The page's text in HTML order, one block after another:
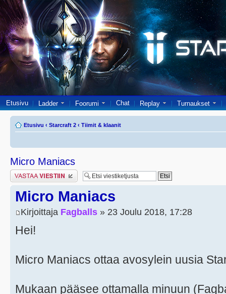
Etusivu Ladder Foorumi Chat Replay Turnaukset
Etusivu ‹ Starcraft 2 ‹ Tiimit & klaanit
Micro Maniacs
Lähetä vastaus
Micro Maniacs
Kirjoittaja Fagballs » 23 Joulu 2018, 17:28
Hei!
Micro Maniacs ottaa avosylein uusia
Mukaan pääsee ottamalla minuun